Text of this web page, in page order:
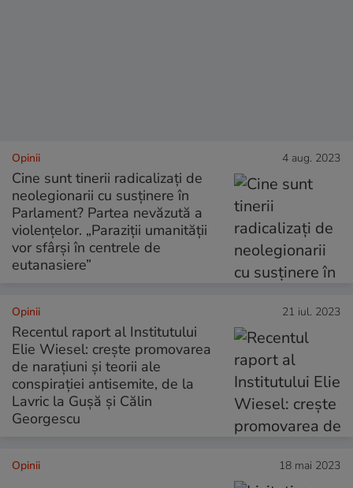
Opinii 4 aug. 2023
Cine sunt tinerii radicalizați de
neolegionarii cu susținere în
Parlament? Partea nevăzută a
violențelor. „Paraziții umanității
vor sfârși în centrele de
eutanasiere”
Opinii 21 iul. 2023
Recentul raport al Institutului
Elie Wiesel: crește promovarea
de narațiuni și teorii ale
conspirației antisemite, de la
Lavric la Gușă și Călin
Georgescu
Opinii 18 mai 2023